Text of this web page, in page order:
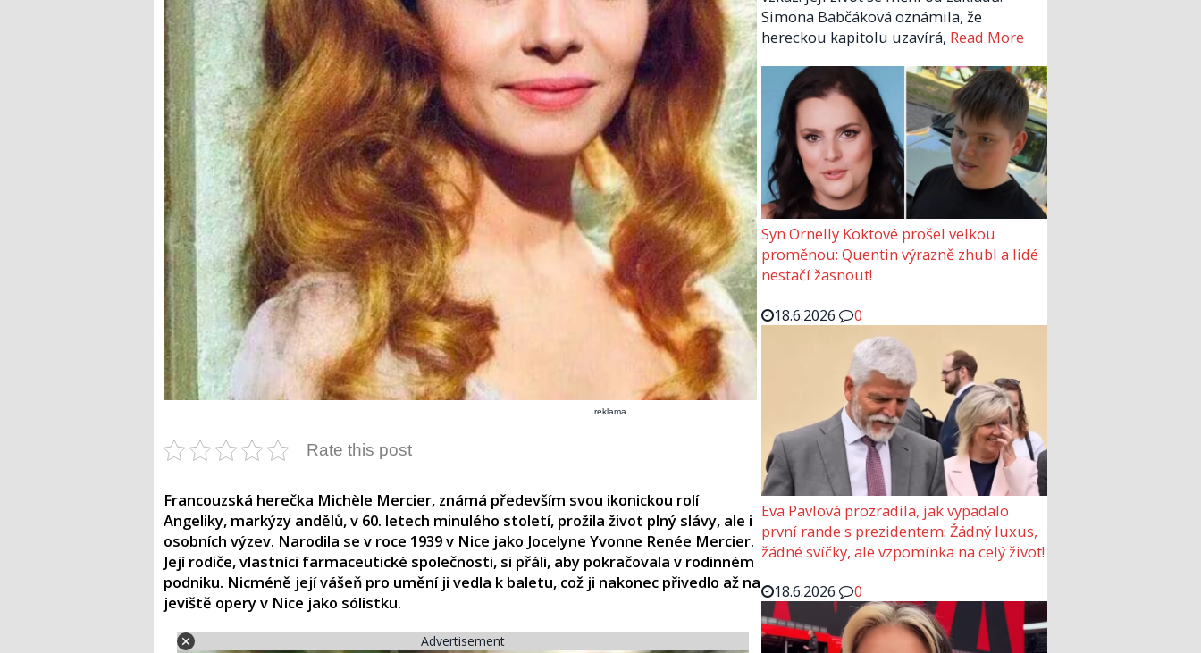
reklama
Rate this post
Francouzská herečka Michèle Mercier, známá především svou ikonickou rolí
Angeliky, markýzy andělů, v 60. letech minulého století, prožila život plný slávy, ale i
osobních výzev. Narodila se v roce 1939 v Nice jako Jocelyne Yvonne Renée Mercier.
Její rodiče, vlastníci farmaceutické společnosti, si přáli, aby pokračovala v rodinném
podniku. Nicméně její vášeň pro umění ji vedla k baletu, což ji nakonec přivedlo až na
jeviště opery v Nice jako sólistku.
Advertisement
Simona Babčáková oznámila, že
hereckou kapitolu uzavírá, Read More
Syn Ornelly Koktové prošel velkou
proměnou: Quentin výrazně zhubl a lidé
nestačí žasnout!
18.6.2026
0
Eva Pavlová prozradila, jak vypadalo
první rande s prezidentem: Žádný luxus,
žádné svíčky, ale vzpomínka na celý život!
18.6.2026
0